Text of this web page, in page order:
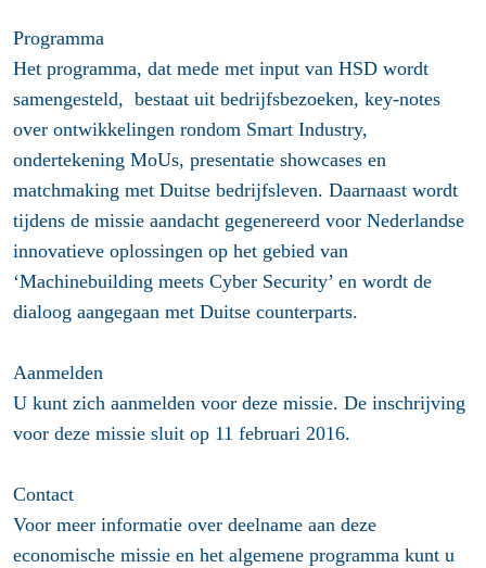
Programma
Het programma, dat mede met input van HSD wordt
samengesteld, bestaat uit bedrijfsbezoeken, key-notes
over ontwikkelingen rondom Smart Industry,
ondertekening MoUs, presentatie showcases en
matchmaking met Duitse bedrijfsleven. Daarnaast wordt
tijdens de missie aandacht gegenereerd voor Nederlandse
innovatieve oplossingen op het gebied van
‘Machinebuilding meets Cyber Security’ en wordt de
dialoog aangegaan met Duitse counterparts.
Aanmelden
U kunt zich aanmelden voor deze missie. De inschrijving
voor deze missie sluit op 11 februari 2016.
Contact
Voor meer informatie over deelname aan deze
economische missie en het algemene programma kunt u